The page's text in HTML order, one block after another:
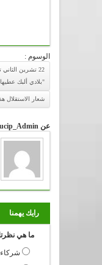
الوسوم :
22 تشرين
"بلادي ألبك
شعار
عن ucip_Admin
رايك يهمنا
ما هي